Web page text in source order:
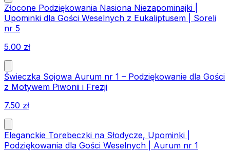
Złocone Podziękowania Nasiona Niezapominajki |
Upominki dla Gości Weselnych z Eukaliptusem | Soreli
nr 5
5.00 zł
Świeczka Sojowa Aurum nr 1 – Podziękowanie dla Gości
z Motywem Piwonii i Frezji
7.50 zł
Eleganckie Torebeczki na Słodycze, Upominki |
Podziękowania dla Gości Weselnych | Aurum nr 1